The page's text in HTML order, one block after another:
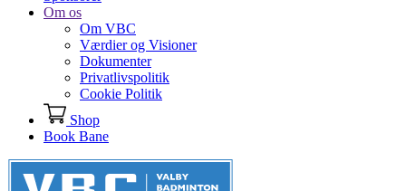
Om os
Om VBC
Værdier og Visioner
Dokumenter
Privatlivspolitik
Cookie Politik
Shop
Book Bane